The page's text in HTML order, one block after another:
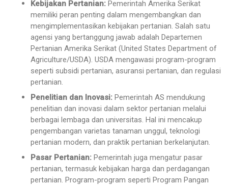
Kebijakan Pertanian: Pemerintah Amerika Serikat
memiliki peran penting dalam mengembangkan dan
mengimplementasikan kebijakan pertanian. Salah satu
agensi yang bertanggung jawab adalah Departemen
Pertanian Amerika Serikat (United States Department of
Agriculture/USDA). USDA mengawasi program-program
seperti subsidi pertanian, asuransi pertanian, dan regulasi
pertanian.
Penelitian dan Inovasi: Pemerintah AS mendukung
penelitian dan inovasi dalam sektor pertanian melalui
berbagai lembaga dan universitas. Hal ini mencakup
pengembangan varietas tanaman unggul, teknologi
pertanian modern, dan praktik pertanian berkelanjutan.
Pasar Pertanian: Pemerintah juga mengatur pasar
pertanian, termasuk kebijakan harga dan perdagangan
pertanian. Program-program seperti Program Pangan